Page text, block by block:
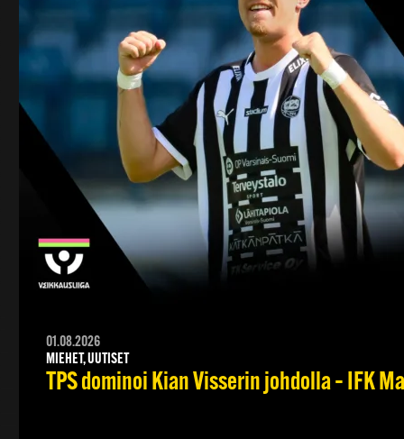
01.08.2026
MIEHET, UUTISET
TPS dominoi Kian Visserin johdolla – IFK